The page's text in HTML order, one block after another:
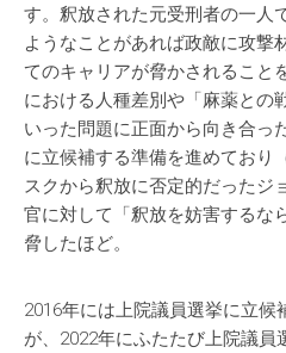
す。釈放された元受刑者の一人
ようなことがあれば政敵に攻撃
てのキャリアが脅かされること
における人種差別や「麻薬との
いった問題に正面から向き合っ
に立候補する準備を進めており
スクから釈放に否定的だったジ
官に対して「釈放を妨害するな
脅したほど。
2016年には上院議員選挙に立候
が、2022年にふたたび上院議